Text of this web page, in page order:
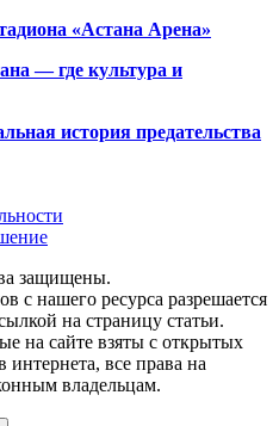
«Астана Арена»
— где культура и
история предательства
защищены.
с нашего ресурса разрешается
на страницу статьи.
на сайте взяты с открытых
интернета, все права на
владельцам.